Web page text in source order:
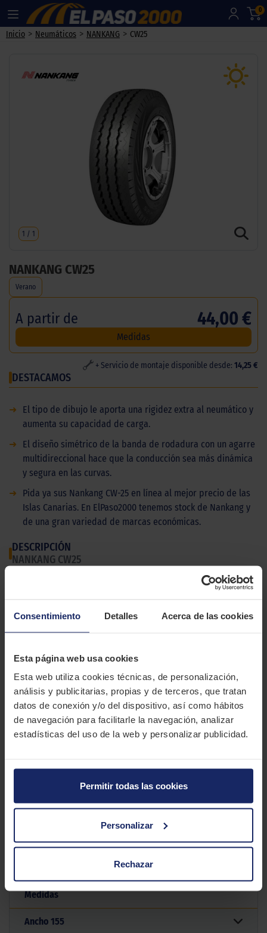
Consentimiento Detalles Acerca de las cookies
Esta página web usa cookies
Esta web utiliza cookies técnicas, de personalización,
análisis y publicitarias, propias y de terceros, que tratan
datos de conexión y/o del dispositivo, así como hábitos
de navegación para facilitarle la navegación, analizar
estadísticas del uso de la web y personalizar publicidad.
Permitir todas las cookies
Personalizar
Rechazar
0
Inicio > Neumáticos > NANKANG > CW25
1 / 1
NANKANG CW25
Verano
A partir de 44,00 €
Medidas
+ Servicio de montaje disponible desde: 14,25 €
DESTACAMOS
➜
El tipo de dibujo le aporta una rigidez extra al neumático y
aumenta su capacidad de carga.
➜
El diseño simétrico de la banda de rodadura con un agarre
multidireccional hace que la conducción sea más dinámica
y segura en las curvas.
➜
Pida ya sus Nankang CW-25 en línea al mejor precio de las
Islas Canarias. En ElPaso2000 tenemos stock de Nankang y
de una gran variedad de marcas económicas.
DESCRIPCIÓN
NANKANG CW25
El Nankang CW-25 es una goma para furgonetas y vehículos
desgaste.
Marca
NANKANG
Modelo
CW25
Estación
Verano
13 MEDIDAS PARA EL NEUMÁTICO
NANKANG CW25
Filtrar por medida
Medidas
Ancho 155